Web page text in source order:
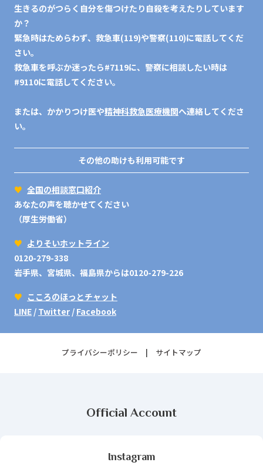
生きるのがつらく自分を傷つけたり自殺を考えたりしています
か？
緊急時はためらわず、救急車(119)や警察(110)に電話してくだ
さい。
救急車を呼ぶか迷ったら#7119に、警察に相談したい時は
#9110に電話してください。
または、かかりつけ医や精神科救急医療機関へ連絡してくださ
い。
その他の助けも利用可能です
♥ 全国の相談窓口紹介
あなたの声を聴かせてください
（厚生労働省）
♥ よりそいホットライン
0120-279-338
岩手県、宮城県、福島県からは0120-279-226
♥ こころのほっとチャット
LINE / Twitter / Facebook
プライバシーポリシー サイトマップ
Official Account
Instagram